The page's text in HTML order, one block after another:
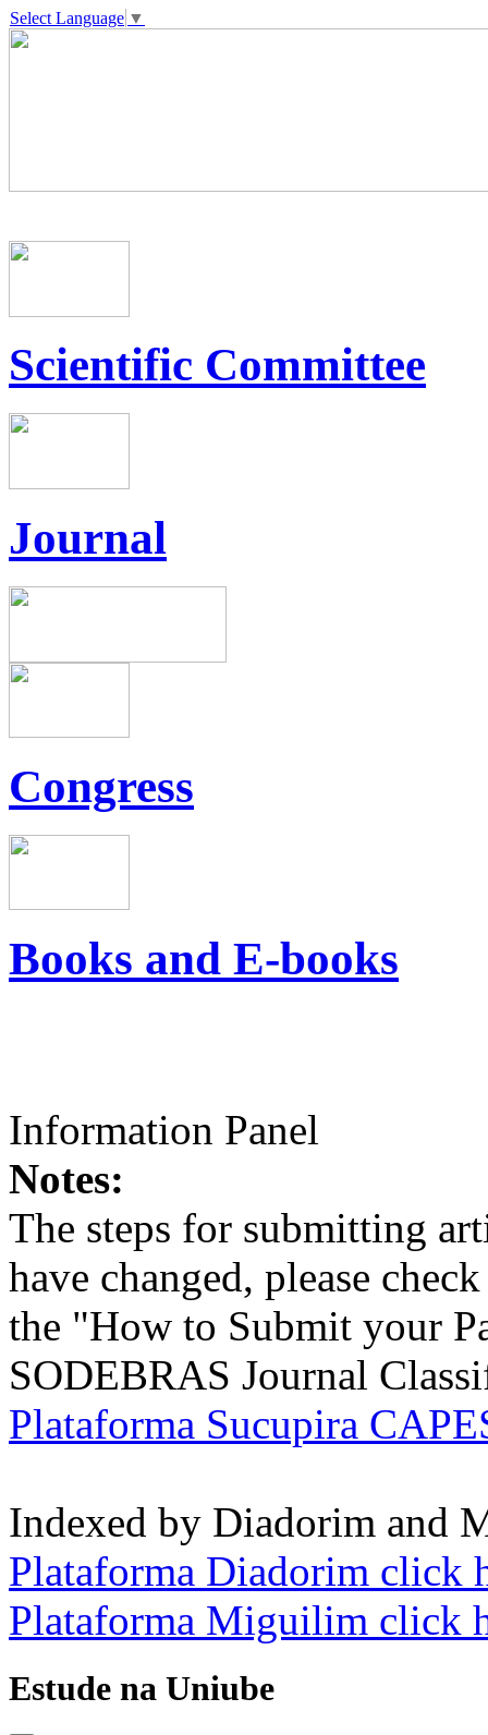
Select Language ▼
Scientific Committee
Journal
Congress
Books and E-books
Information Panel
Notes:
The steps for submitting
have changed, please
the "How to Submit your
SODEBRAS Journal
Plataforma Sucupira
Indexed by Diadorim and
Plataforma Diadorim click
Plataforma Miguilim click
Estude na Uniube